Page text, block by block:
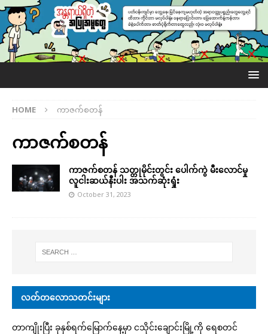
HOME ကာဇက်စတန်
ကာဇက်စတန်
ကာဇက်စတန် သတ္တုမိုင်းတွင်း ပေါက်ကွဲ မီးလောင်မှု
လူငါးဆယ်နီးပါး အသက်ဆုံးရှုံး
October 31, 2023
လတ်တလောသတင်းများ
တာကျိုးပြီး ခုနှစ်ရက်မြောက်နေ့မှာ ငသိုင်းချောင်းမြို့ကို ရေစတင်